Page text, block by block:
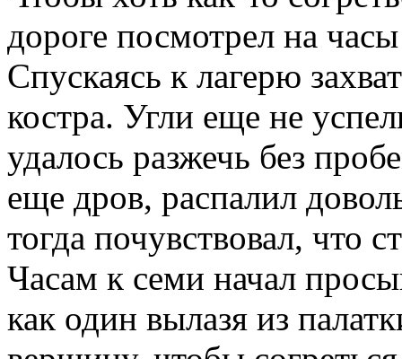
дороге посмотрел на
Спускаясь к лагерю
костра. Угли еще не
удалось разжечь без
еще дров, распалил
тогда почувствовал, что
Часам к семи начал
как один вылазя из